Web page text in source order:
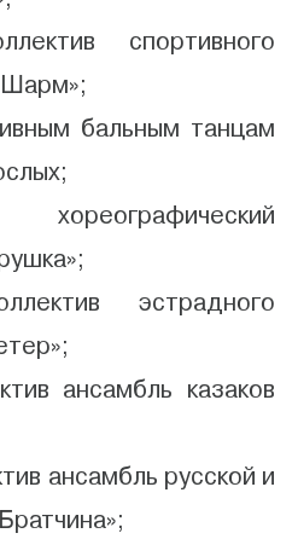
спортивного
бальным танцам
эстрадного
ансамбль казаков
ансамбль русской и